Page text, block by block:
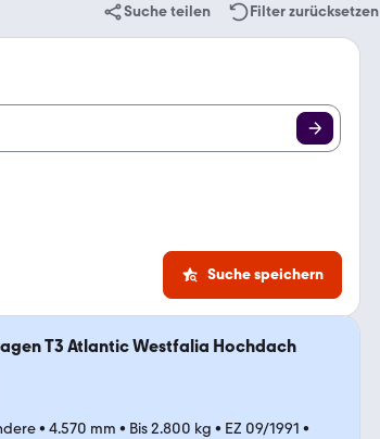
Suche teilen Filter zurücksetzen
Suche speichern
T3 Atlantic Westfalia Hochdach
• 4.570 mm • Bis 2.800 kg • EZ 09/1991 •